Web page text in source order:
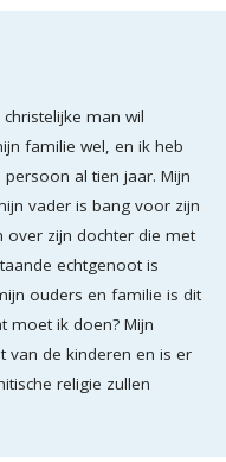
man wil
familie wel, en ik heb
al tien jaar. Mijn
vader is bang voor zijn
over zijn dochter die met
echtgenoot is
ouders en familie is dit
moet ik doen? Mijn
van de kinderen en is er
religie zullen